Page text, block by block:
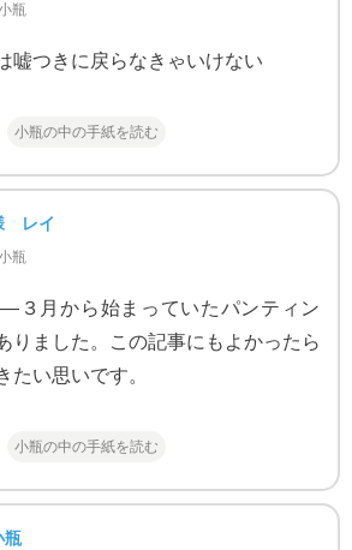
瓶
嘘つきに戻らなきゃいけない
小瓶の中の手紙を読む
レイ
瓶
—３月から始まっていたパンティン
りました。この記事にもよかったら
たい思いです。
小瓶の中の手紙を読む
瓶